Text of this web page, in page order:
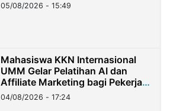
05/08/2026 - 15:49
Mahasiswa KKN Internasional
UMM Gelar Pelatihan AI dan
Affiliate Marketing bagi Pekerja
Migran Indonesia di Taiwan
04/08/2026 - 17:24